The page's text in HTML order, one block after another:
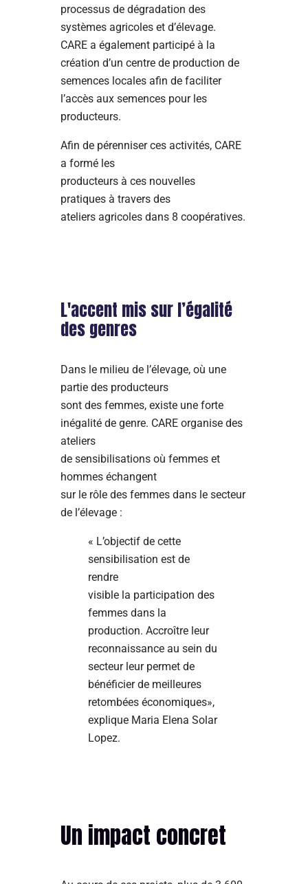
processus de dégradation des
systèmes agricoles et d’élevage.
CARE a également participé à la
création d’un centre de production de
semences locales afin de faciliter
l’accès aux semences pour les
producteurs.
Afin de pérenniser ces activités, CARE
a formé les
producteurs à ces nouvelles
pratiques à travers des
ateliers agricoles dans 8 coopératives.
L'accent mis sur l’égalité
des genres
Dans le milieu de l’élevage, où une
partie des producteurs
sont des femmes, existe une forte
inégalité de genre. CARE organise des
ateliers
de sensibilisations où femmes et
hommes échangent
sur le rôle des femmes dans le secteur
de l’élevage :
« L’objectif de cette
sensibilisation est de
rendre
visible la participation des
femmes dans la
production. Accroître leur
reconnaissance au sein du
secteur leur permet de
bénéficier de meilleures
retombées économiques»,
explique Maria Elena Solar
Lopez.
Un impact concret